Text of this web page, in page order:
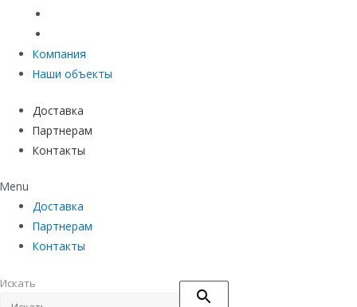
Компания
Наши объекты
Доставка
Партнерам
Контакты
Menu
Доставка
Партнерам
Контакты
Искать